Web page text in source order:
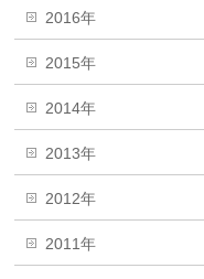
2016年
2015年
2014年
2013年
2012年
2011年